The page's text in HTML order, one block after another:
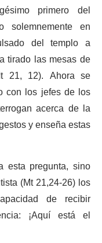
primero del
solemnemente en
del templo a
tirado las mesas de
21, 12). Ahora se
con los jefes de los
acerca de la
y enseña estas
esta pregunta, sino
(Mt 21,24-26) los
de recibir
¡Aquí está el